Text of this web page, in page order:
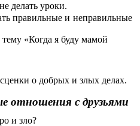
делать уроки.
правильные и неправильные
«Когда я буду мамой
о добрых и злых делах.
отношения с друзьями
и зло?